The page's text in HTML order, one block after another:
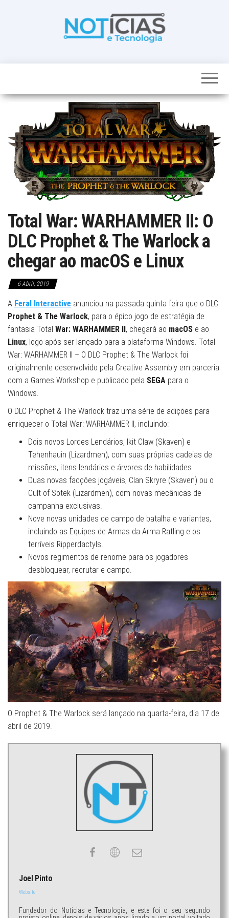
noticias de
num só lugar
Total War: WARHAMMER II: O
DLC Prophet & The Warlock a
chegar ao macOS e Linux
6 Abril, 2019
A Feral Interactive anunciou na passada quinta feira que o DLC
Prophet & The Warlock, para o épico jogo de estratégia de
fantasia Total War: WARHAMMER II , chegará ao macOS e ao
Linux, logo após ser lançado para a plataforma Windows. Total
War: WARHAMMER II – O DLC Prophet & The Warlock foi
originalmente desenvolvido pela Creative Assembly em parceria
com a Games Workshop e publicado pela SEGA para o
Windows.
O DLC Prophet & The Warlock traz uma série de adições para
enriquecer o Total War: WARHAMMER II, incluindo:
Dois novos Lordes Lendários, Ikit Claw (Skaven) e
Tehenhauin (Lizardmen), com suas próprias cadeias de
missões, itens lendários e árvores de habilidades.
Duas novas facções jogáveis, Clan Skryre (Skaven) ou o
Cult of Sotek (Lizardmen), com novas mecânicas de
campanha exclusivas.
Nove novas unidades de campo de batalha e variantes,
incluindo as Equipes de Armas da Arma Ratling e os
terríveis Ripperdactyls.
Novos regimentos de renome para os jogadores
desbloquear, recrutar e campo.
O Prophet & The Warlock será lançado na quarta-feira, dia 17 de
abril de 2019.
Joel Pinto
Website
Fundador do Noticias e Tecnologia, e este foi o seu segundo